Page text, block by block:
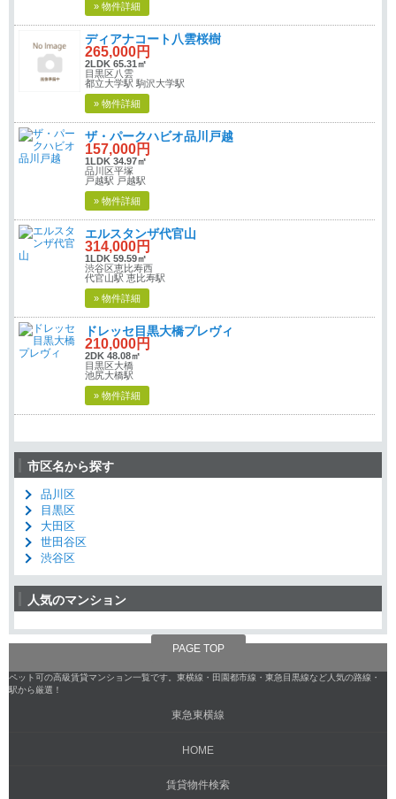
» 物件詳細
ディアナコート八雲桜樹
265,000円
2LDK 65.31㎡
目黒区八雲
都立大学駅 駒沢大学駅
» 物件詳細
ザ・パークハビオ品川戸越
157,000円
1LDK 34.97㎡
品川区平塚
戸越駅 戸越駅
» 物件詳細
エルスタンザ代官山
314,000円
1LDK 59.59㎡
渋谷区恵比寿西
代官山駅 恵比寿駅
» 物件詳細
ドレッセ目黒大橋プレヴィ
210,000円
2DK 48.08㎡
目黒区大橋
池尻大橋駅
» 物件詳細
市区名から探す
品川区
目黒区
大田区
世田谷区
渋谷区
人気のマンション
PAGE TOP
ペット可の高級賃貸マンション一覧です。東横線・田園都市線・東急目黒線など人気の路線・
駅から厳選！
東急東横線
HOME
賃貸物件検索